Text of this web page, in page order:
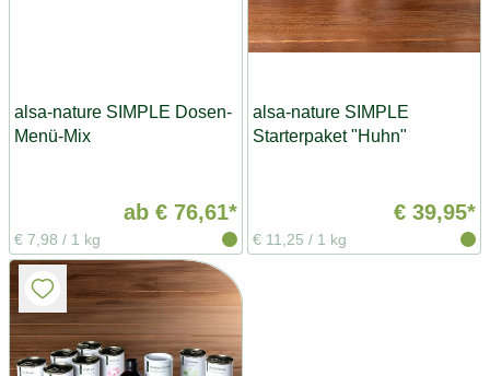
alsa-nature SIMPLE Dosen-
Menü-Mix
ab € 76,61*
€ 7,98 / 1 kg
alsa-nature SIMPLE
Starterpaket "Huhn"
€ 39,95*
€ 11,25 / 1 kg